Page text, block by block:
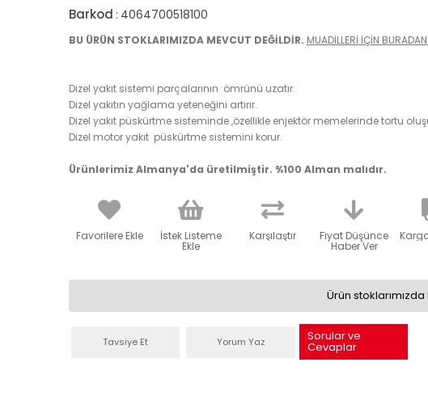
Barkod : 4064700518100
BU ÜRÜN STOKLARIMIZDA MEVCUT DEĞİLDİR. MUADİLLERİ İÇİN
Dizel yakıt sistemi parçalarının ömrünü uzatır.
Dizel yakıtın yağlama yeteneğini artırır.
Dizel yakıt püskürtme sisteminde ,özellikle enjektör memelerinde tortu
Dizel motor yakıt püskürtme sistemini korur.
Ürünlerimiz Almanya'da üretilmiştir. %100 Alman malıdır.
Favorilere Ekle İstek Listeme
Ekle
Karşılaştır Fiyat Düşünce
Haber Ver
Ürün stoklarımızda
Tavsiye Et Yorum Yaz Sorular ve
Cevaplar